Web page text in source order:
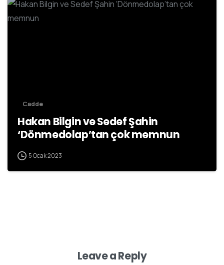
Cadde
Hakan Bilgin ve Sedef Şahin
‘Dönmedolap’tan çok memnun
5 Ocak 2023
Leave a Reply